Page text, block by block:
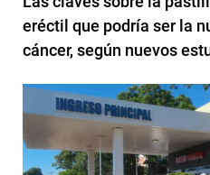
eréctil que podría ser la
cáncer, según nuevos